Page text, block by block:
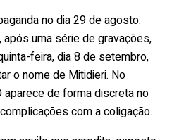
no dia 29 de agosto.
uma série de gravações,
feira, dia 8 de setembro,
o nome de Mitidieri. No
aparece de forma discreta no
com a coligação.